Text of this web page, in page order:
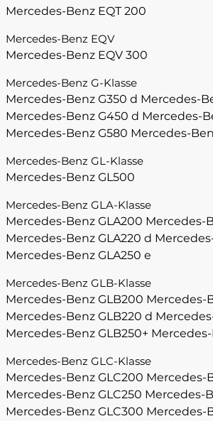
Mercedes-Benz EQT 200
Mercedes-Benz EQV
Mercedes-Benz EQV 300
Mercedes-Benz G-Klasse
Mercedes-Benz G350 d Mercedes-
Mercedes-Benz G450 d Mercedes-
Mercedes-Benz G580 Mercedes-
Mercedes-Benz GL-Klasse
Mercedes-Benz GL500
Mercedes-Benz GLA-Klasse
Mercedes-Benz GLA200 Mercedes-
Mercedes-Benz GLA220 d
Mercedes-Benz GLA250 e
Mercedes-Benz GLB-Klasse
Mercedes-Benz GLB200 Mercedes-
Mercedes-Benz GLB220 d
Mercedes-Benz GLB250+ Mercedes-
Mercedes-Benz GLC-Klasse
Mercedes-Benz GLC200 Mercedes-
Mercedes-Benz GLC250 Mercedes-
Mercedes-Benz GLC300 Mercedes-